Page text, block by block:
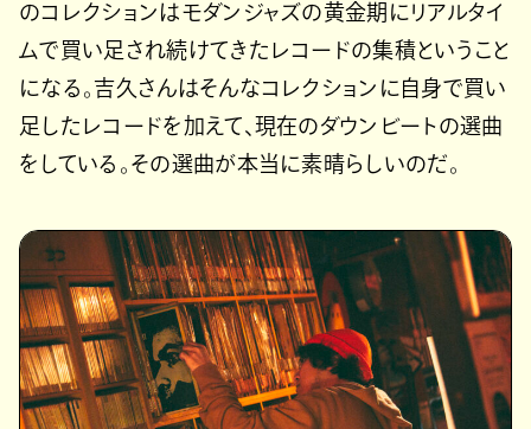
のコレクションはモダンジャズの黄金期にリアルタイ
ムで買い足され続けてきたレコードの集積ということ
になる。吉久さんはそんなコレクションに自身で買い
足したレコードを加えて、現在のダウンビートの選曲
をしている。その選曲が本当に素晴らしいのだ。